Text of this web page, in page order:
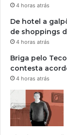
4 horas atrás
De hotel a
de shoppings
4 horas atrás
Briga pelo
contesta
4 horas atrás